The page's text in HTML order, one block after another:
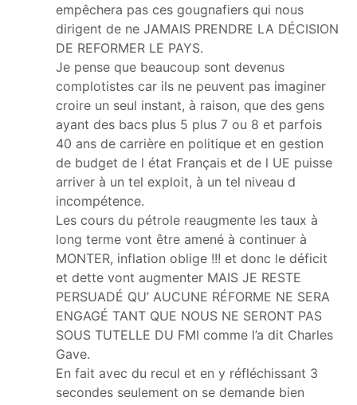
empêchera pas ces gougnafiers qui nous
dirigent de ne JAMAIS PRENDRE LA DÉCISION
DE REFORMER LE PAYS.
Je pense que beaucoup sont devenus
complotistes car ils ne peuvent pas imaginer
croire un seul instant, à raison, que des gens
ayant des bacs plus 5 plus 7 ou 8 et parfois
40 ans de carrière en politique et en gestion
de budget de l état Français et de l UE puisse
arriver à un tel exploit, à un tel niveau d
incompétence.
Les cours du pétrole reaugmente les taux à
long terme vont être amené à continuer à
MONTER, inflation oblige !!! et donc le déficit
et dette vont augmenter MAIS JE RESTE
PERSUADÉ QU’ AUCUNE RÉFORME NE SERA
ENGAGÉ TANT QUE NOUS NE SERONT PAS
SOUS TUTELLE DU FMI comme l’a dit Charles
Gave.
En fait avec du recul et en y réfléchissant 3
secondes seulement on se demande bien